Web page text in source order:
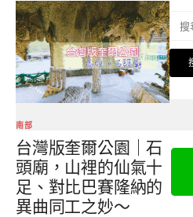
南部
台灣版奎爾公園｜石
頭廟，山裡的仙氣十
足、對比巴賽隆納的
異曲同工之妙～
搜
尋
關
鍵
字: